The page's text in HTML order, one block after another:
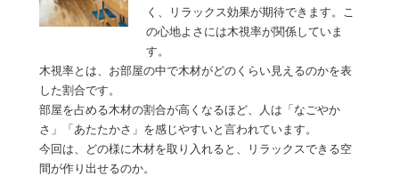
く、リラックス効果が期待できます。こ
の心地よさには木視率が関係していま
す。
木視率とは、お部屋の中で木材がどのくらい見えるのかを表
した割合です。
部屋を占める木材の割合が高くなるほど、人は「なごやか
さ」「あたたかさ」を感じやすいと言われています。
今回は、どの様に木材を取り入れると、リラックスできる空
間が作り出せるのか。